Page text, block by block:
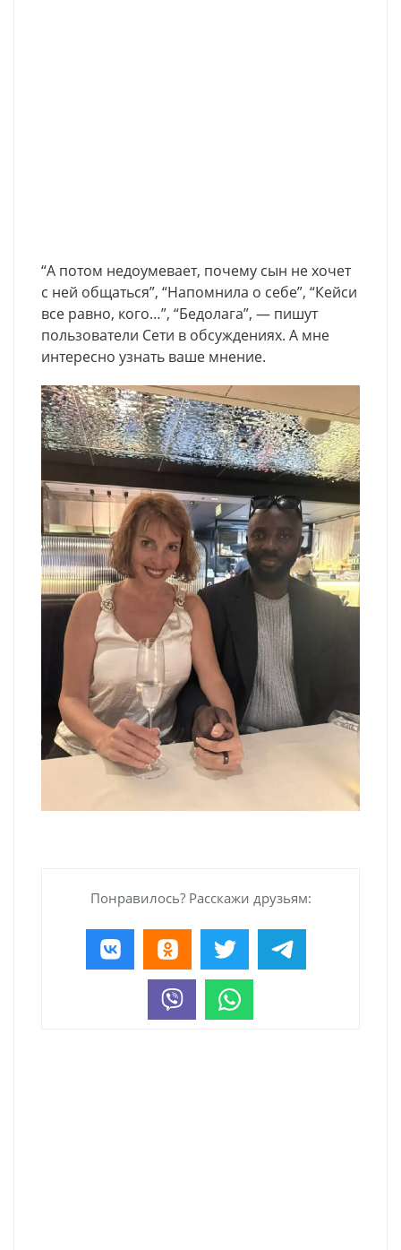
“А потом недоумевает, почему сын не хочет
с ней общаться”, “Напомнила о себе”, “Кейси
все равно, кого…”, “Бедолага”, — пишут
пользователи Сети в обсуждениях. А мне
интересно узнать ваше мнение.
Понравилось? Расскажи друзьям: